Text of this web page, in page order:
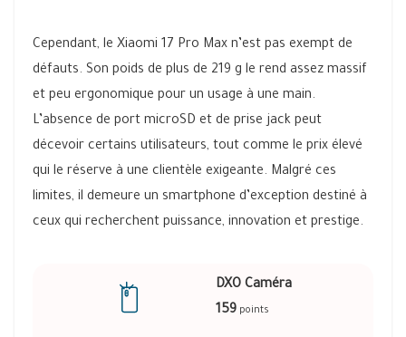
Cependant, le Xiaomi 17 Pro Max n’est pas exempt de
défauts. Son poids de plus de 219 g le rend assez massif
et peu ergonomique pour un usage à une main.
L’absence de port microSD et de prise jack peut
décevoir certains utilisateurs, tout comme le prix élevé
qui le réserve à une clientèle exigeante. Malgré ces
limites, il demeure un smartphone d’exception destiné à
ceux qui recherchent puissance, innovation et prestige.
DXO Caméra
159 points